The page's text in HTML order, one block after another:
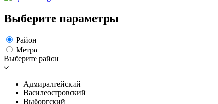
Выберите параметры
Район
Метро
Выберите район
Адмиралтейский
Василеостровский
Выборгский